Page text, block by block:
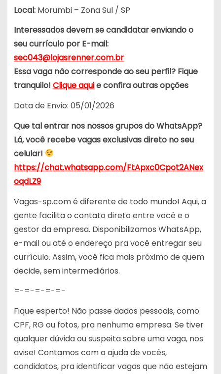
Local:Morumbi – Zona Sul / SP
Interessados devem se candidatar enviando o
seu currículo por E-mail:
sec043@lojasrenner.com.br
Essa vaga não corresponde ao seu perfil? Fique
tranquilo! Clique aquie confira outras opções
Data de Envio: 05/01/2026
Que tal entrar nos nossos grupos do WhatsApp?
Lá, você recebe vagas exclusivas direto no seu
celular!
https://chat.whatsapp.com/FtApxc0Cpot2ANex
oqdLZ9
Vagas-sp.com é diferente de todo mundo! Aqui, a
gente facilita o contato direto entre você e o
gestor da empresa. Disponibilizamos WhatsApp,
e-mail ou até o endereço pra você entregar seu
currículo. Assim, você fica mais próximo de quem
decide, sem intermediários.
=-=-=-=-=-
Fique esperto! Não passe dados pessoais, como
CPF, RG ou fotos, pra nenhuma empresa. Se tiver
qualquer dúvida ou suspeita sobre uma vaga, nos
avise! Contamos com a ajuda de vocês,
candidatos, pra identificar vagas que não estejam